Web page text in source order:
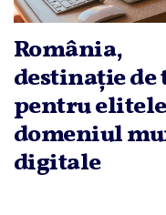
România,
destinaţie de
pentru
domeniul
digitale